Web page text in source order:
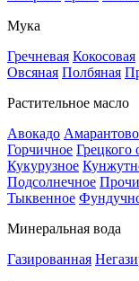
Мука
Гречневая Кокосовая
Овсяная Полбяная
Растительное масло
Авокадо
Горчичное Грецкого
Кукурузное
Подсолнечное
Тыквенное
Минеральная вода
Газированная